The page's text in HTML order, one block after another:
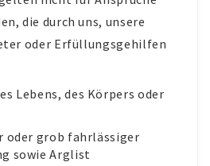
die durch uns, unsere
oder Erfüllungsgehilfen
Lebens, des Körpers oder
oder grob fahrlässiger
sowie Arglist